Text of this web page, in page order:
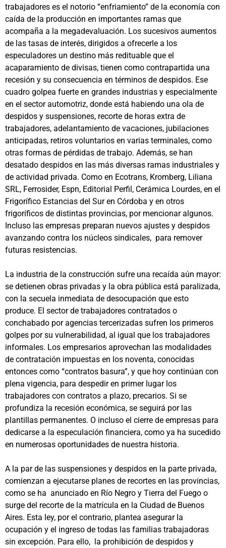
trabajadores es el notorio “enfriamiento” de la economía con
caída de la producción en importantes ramas que
acompaña a la megadevaluación. Los sucesivos aumentos
de las tasas de interés, dirigidos a ofrecerle a los
especuladores un destino más redituable que el
acaparamiento de divisas, tienen como contrapartida una
recesión y su consecuencia en términos de despidos. Ese
cuadro golpea fuerte en grandes industrias y especialmente
en el sector automotriz, donde está habiendo una ola de
despidos y suspensiones, recorte de horas extra de
trabajadores, adelantamiento de vacaciones, jubilaciones
anticipadas, retiros voluntarios en varias terminales, como
otras formas de pérdidas de trabajo. Además, se han
desatado despidos en las más diversas ramas industriales y
de actividad privada. Como en Ecotrans, Kromberg, Liliana
SRL, Ferrosider, Espn, Editorial Perfil, Cerámica Lourdes, en el
Frigorífico Estancias del Sur en Córdoba y en otros
frigoríficos de distintas provincias, por mencionar algunos.
Incluso las empresas preparan nuevos ajustes y despidos
avanzando contra los núcleos sindicales, para remover
futuras resistencias.
La industria de la construcción sufre una recaída aún mayor:
se detienen obras privadas y la obra pública está paralizada,
con la secuela inmediata de desocupación que esto
produce. El sector de trabajadores contratados o
conchabado por agencias tercerizadas sufren los primeros
golpes por su vulnerabilidad, al igual que los trabajadores
informales. Los empresarios aprovechan las modalidades
de contratación impuestas en los noventa, conocidas
entonces como “contratos basura”, y que hoy continúan con
plena vigencia, para despedir en primer lugar los
trabajadores con contratos a plazo, precarios. Si se
profundiza la recesión económica, se seguirá por las
plantillas permanentes. O incluso el cierre de empresas para
dedicarse a la especulación financiera, como ya ha sucedido
en numerosas oportunidades de nuestra historia.
A la par de las suspensiones y despidos en la parte privada,
comienzan a ejecutarse planes de recortes en las provincias,
como se ha anunciado en Río Negro y Tierra del Fuego o
surge del recorte de la matrícula en la Ciudad de Buenos
Aires. Esta ley, por el contrario, plantea asegurar la
ocupación y el ingreso de todas las familias trabajadoras
sin excepción. Para ello, la prohibición de despidos y